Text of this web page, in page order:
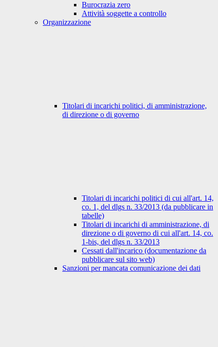
Burocrazia zero
Attività soggette a controllo
Organizzazione
Titolari di incarichi politici, di amministrazione,
di direzione o di governo
Titolari di incarichi politici di cui all'art. 14,
co. 1, del dlgs n. 33/2013 (da pubblicare in
tabelle)
Titolari di incarichi di amministrazione, di
direzione o di governo di cui all'art. 14, co.
1-bis, del dlgs n. 33/2013
Cessati dall'incarico (documentazione da
pubblicare sul sito web)
Sanzioni per mancata comunicazione dei dati